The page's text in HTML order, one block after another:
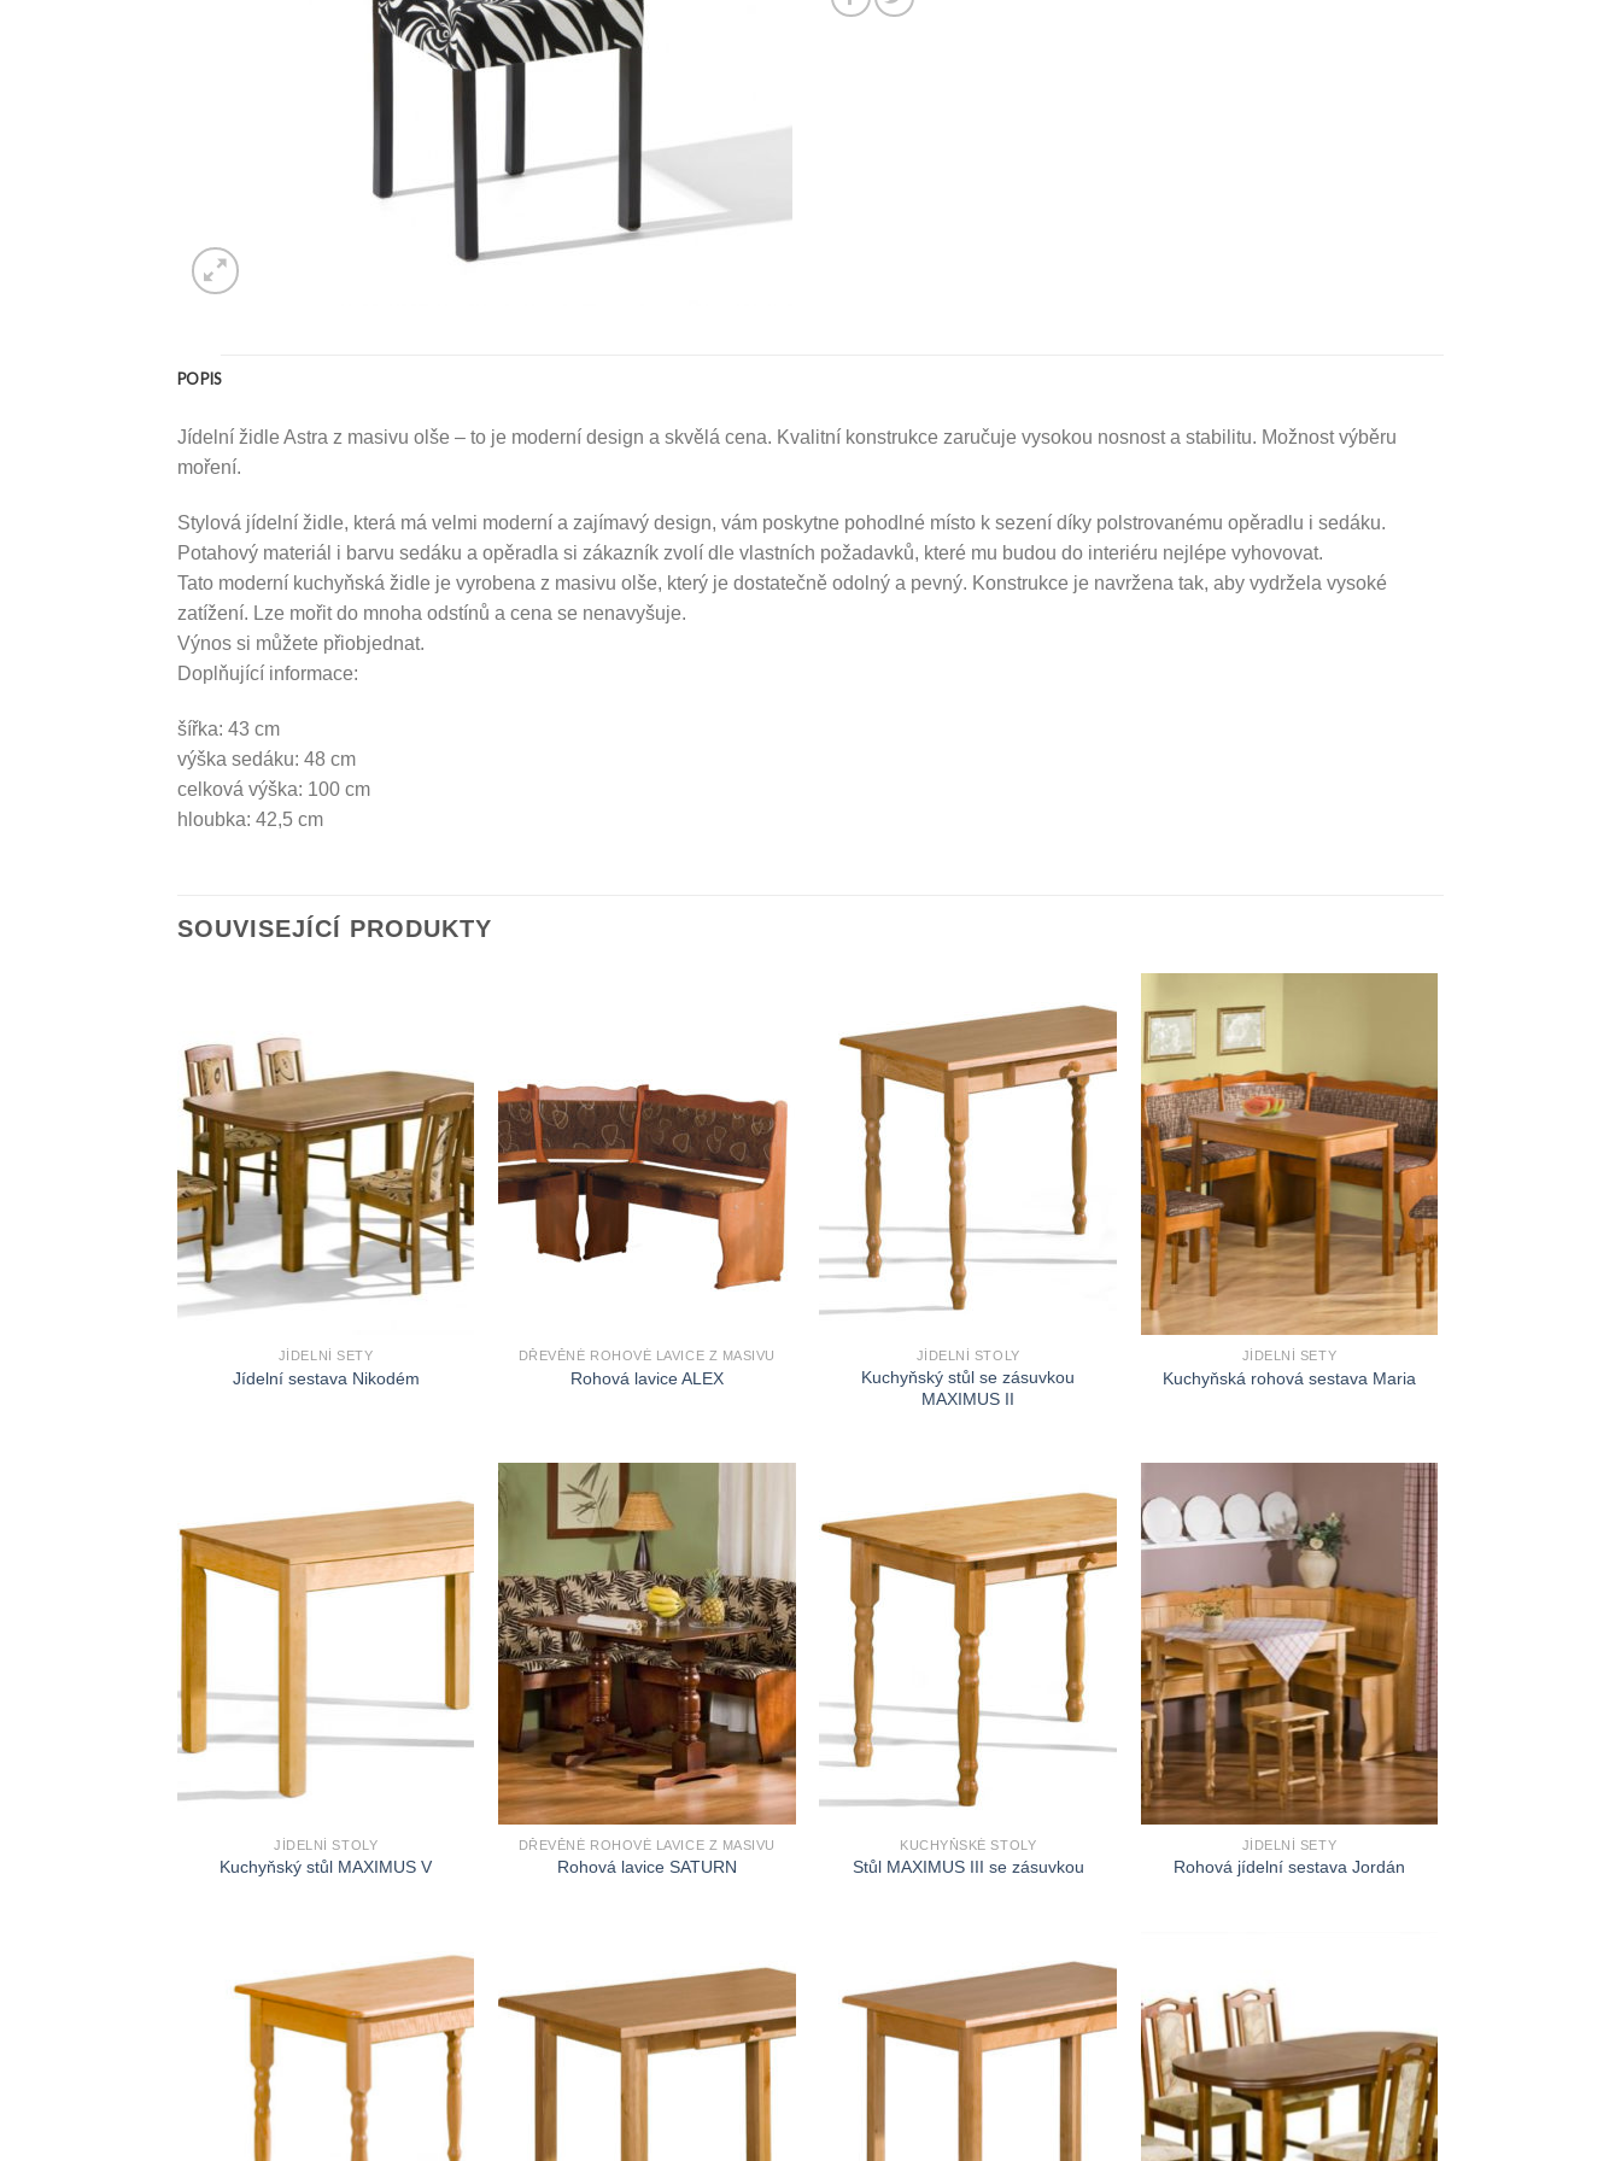
POPIS
Jídelní židle Astra z masivu olše – to je moderní design a skvělá cena. Kvalitní konstrukce zaručuje vysokou nosnost a stabilitu. Možnost výběru
moření.
Stylová jídelní židle, která má velmi moderní a zajímavý design, vám poskytne pohodlné místo k sezení díky polstrovanému opěradlu i sedáku.
Potahový materiál i barvu sedáku a opěradla si zákazník zvolí dle vlastních požadavků, které mu budou do interiéru nejlépe vyhovovat.
Tato moderní kuchyňská židle je vyrobena z masivu olše, který je dostatečně odolný a pevný. Konstrukce je navržena tak, aby vydržela vysoké
zatížení. Lze mořit do mnoha odstínů a cena se nenavyšuje.
Výnos si můžete přiobjednat.
Doplňující informace:
šířka: 43 cm
výška sedáku: 48 cm
celková výška: 100 cm
hloubka: 42,5 cm
SOUVISEJÍCÍ PRODUKTY
JÍDELNÍ SETY
Jídelní sestava Nikodém
DŘEVĚNÉ ROHOVÉ LAVICE Z MASIVU
Rohová lavice ALEX
JÍDELNÍ STOLY
Kuchyňský stůl se zásuvkou
MAXIMUS II
JÍDELNÍ SETY
Kuchyňská rohová sestava Maria
JÍDELNÍ STOLY
Kuchyňský stůl MAXIMUS V
DŘEVĚNÉ ROHOVÉ LAVICE Z MASIVU
Rohová lavice SATURN
KUCHYŇSKÉ STOLY
Stůl MAXIMUS III se zásuvkou
JÍDELNÍ SETY
Rohová jídelní sestava Jordán